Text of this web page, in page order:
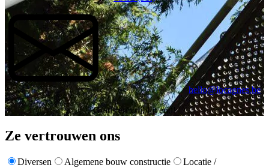
hello@locagnes.be
Gratis en vrijblijvend!
Ze vertrouwen ons
Diversen Algemene bouw constructie
Locatie /